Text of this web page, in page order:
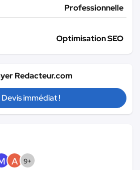
Professionnelle
Optimisation SEO
Redacteur.com
Devis immédiat !
A 9+